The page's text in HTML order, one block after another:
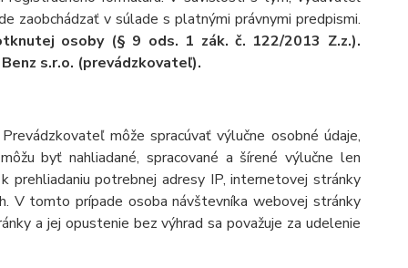
zaobchádzať v súlade s platnými právnymi predpismi.
osoby (§ 9 ods. 1 zák. č. 122/2013 Z.z.).
s.r.o. (prevádzkovateľ).
Prevádzkovateľ môže spracúvať výlučne osobné údaje,
byť nahliadané, spracované a šírené výlučne len
potrebnej adresy IP, internetovej stránky
V tomto prípade osoba návštevníka webovej stránky
a jej opustenie bez výhrad sa považuje za udelenie